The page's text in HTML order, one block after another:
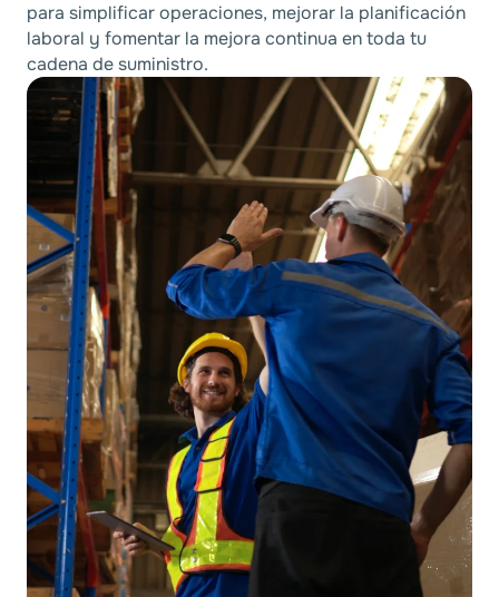
para simplificar operaciones, mejorar la planificación
laboral y fomentar la mejora continua en toda tu
cadena de suministro.